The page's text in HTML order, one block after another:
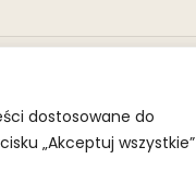
dostosowane do
„Akceptuj wszystkie”